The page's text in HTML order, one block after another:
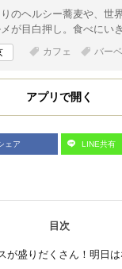
のヘルシー蕎麦や、世
が目白押し。食べにい
カフェ バー
アプリで開く
ェア LINE共有
目次
が盛りだくさん！明日は